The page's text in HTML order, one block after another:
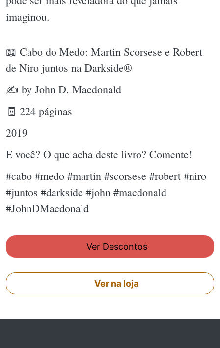
imaginou.
📖 Cabo do Medo: Martin Scorsese e Robert
de Niro juntos na Darkside®
✍ by John D. Macdonald
🧾 224 páginas
2019
E você? O que acha deste livro? Comente!
#cabo #medo #martin #scorsese #robert #niro
#juntos #darkside #john #macdonald
#JohnDMacdonald
Ver Descontos
Ver na loja